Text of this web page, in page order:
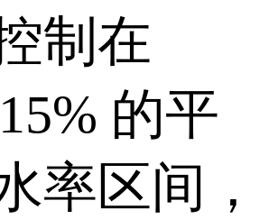
制在
的平
率区间，